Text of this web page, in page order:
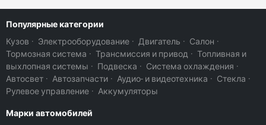
Популярные категории
Кузов · Электрооборудование · Двигатель · Салон ·
Тормозная система · Трансмиссия и привод · Топливная и
выхлопная системы · Подвеска · Система охлаждения ·
Автосвет · Автозапчасти · Аудио- и видеотехника · Стекла ·
Рулевое управление · Аккумуляторы
Марки автомобилей